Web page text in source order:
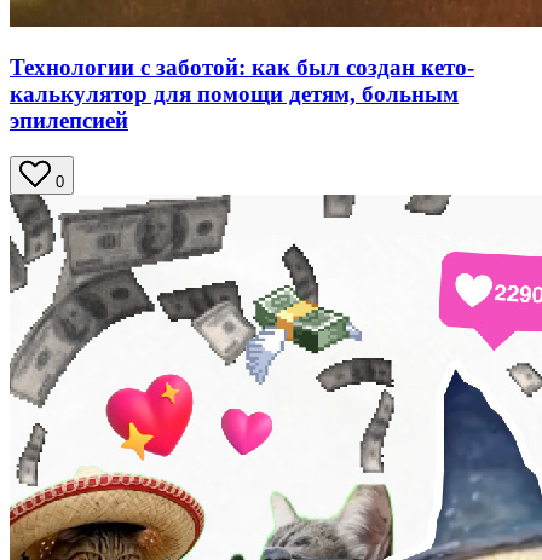
Технологии с заботой: как был создан кето-
калькулятор для помощи детям, больным
эпилепсией
0